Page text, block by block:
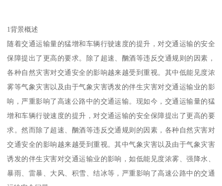
1背景概述
随着交通运输量的猛增和车辆行驶速度的提升，对交通运输的安全
保障提出了更高的要求。除了超速、酗酒等违反交通规则的因素，
各种自然灾害对交通安全的影响越来越受到重视。其中低能见度浓
雾等气象灾害以及由于气象灾害诱发的伴生灾害对交通运输业的影
响，严重影响了高速公路中的交通运输。现如今，交通运输量的猛
增和车辆行驶速度的提升，对交通运输的安全保障提出了更高的要
求。然而除了超速、酗酒等违反交通规则的因素，各种自然灾害对
交通安全的影响越来越受到重视。其中气象灾害以及由于气象灾害
诱发的伴生灾害对交通运输业的影响，如低能见度浓雾、强降水、
暴雨、雷暴、大风、积雪、结冰等，严重影响了高速公路中的交通